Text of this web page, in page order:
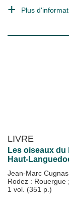
Plus
LIVRE
Les oiseaux du
Haut-
Jean-Marc
Rodez : Rouergue ;
1 vol. (351 p.)